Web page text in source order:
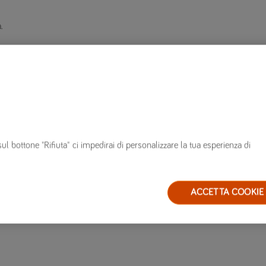
bottone "Rifiuta" ci impedirai di personalizzare la tua esperienza di
ACCETTA COOKIE